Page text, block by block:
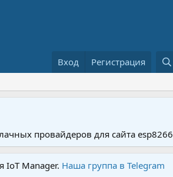
Вход Регистрация
провайдеров для сайта
IoT Manager. Наша группа в Telegram